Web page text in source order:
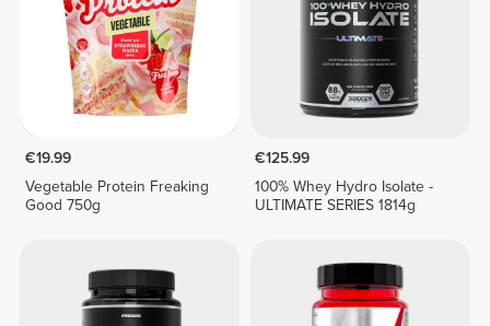
€19.99
Vegetable Protein Freaking
Good 750g
€125.99
100% Whey Hydro Isolate -
ULTIMATE SERIES 1814g